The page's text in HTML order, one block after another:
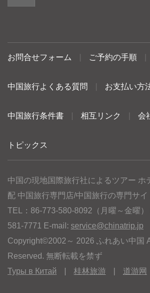
お問合せフォーム ご予約の手順
中国旅行よくある質問 お支払い方
中国旅行条件書 相互リンク 会
トピックス
中国の現地国際旅行社によるツアー ホ
配 中国旅行専門店/中国旅行の専門サイ
TEL：86-773-580-8092（月曜～金曜
581-7771 E-mail: service@chinatrip.jp
Copyright©2002～ 2026 ふれあい中国
Reserved. 無断転載を禁ず
Туры в Китай
桂林旅游 道游网